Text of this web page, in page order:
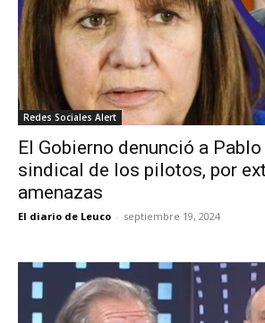
Redes Sociales Alert
El Gobierno denunció a
sindical de los pilotos, por
amenazas
El diario de Leuco - septiembre 19, 2024